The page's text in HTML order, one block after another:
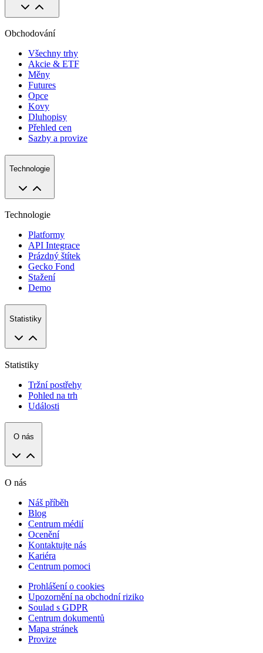
Obchodování
Všechny trhy
Akcie & ETF
Měny
Futures
Opce
Kovy
Dluhopisy
Přehled cen
Sazby a provize
Technologie
Technologie
Platformy
API Integrace
Prázdný štítek
Gecko Fond
Stažení
Demo
Statistiky
Statistiky
Tržní postřehy
Pohled na trh
Události
O nás
O nás
Náš příběh
Blog
Centrum médií
Ocenění
Kontaktujte nás
Kariéra
Centrum pomoci
Prohlášení o cookies
Upozornění na obchodní riziko
Soulad s GDPR
Centrum dokumentů
Mapa stránek
Provize